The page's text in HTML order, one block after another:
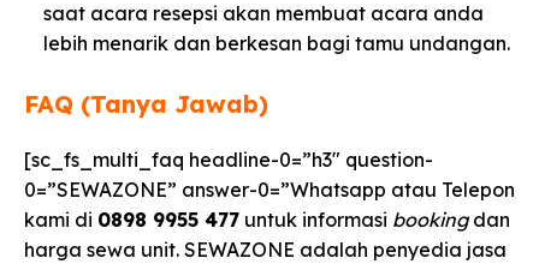
saat acara resepsi akan membuat acara anda
lebih menarik dan berkesan bagi tamu undangan.
FAQ (Tanya Jawab)
[sc_fs_multi_faq headline-0=”h3″ question-
0=”SEWAZONE” answer-0=”Whatsapp atau Telepon
kami di 0898 9955 477 untuk informasi bookingdan
harga sewa unit. SEWAZONE adalah penyedia jasa